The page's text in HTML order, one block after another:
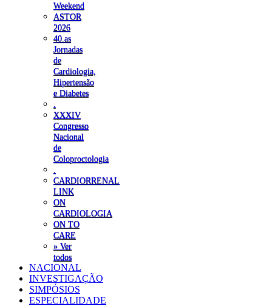
Weekend
ASTOR
2026
40.as
Jornadas
de
Cardiologia,
Hipertensão
e Diabetes
XXXIV
Congresso
Nacional
de
Coloproctologia
CARDIORRENAL
LINK
ON
CARDIOLOGIA
ON TO
CARE
» Ver
todos
NACIONAL
INVESTIGAÇÃO
SIMPÓSIOS
ESPECIALIDADE